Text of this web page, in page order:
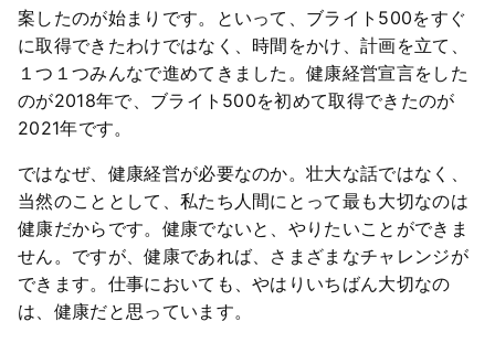
案したのが始まりです。といって、ブライト500をすぐ
に取得できたわけではなく、時間をかけ、計画を立て、
１つ１つみんなで進めてきました。健康経営宣言をした
のが2018年で、ブライト500を初めて取得できたのが
2021年です。
ではなぜ、健康経営が必要なのか。壮大な話ではなく、
当然のこととして、私たち人間にとって最も大切なのは
健康だからです。健康でないと、やりたいことができま
せん。ですが、健康であれば、さまざまなチャレンジが
できます。仕事においても、やはりいちばん大切なの
は、健康だと思っています。